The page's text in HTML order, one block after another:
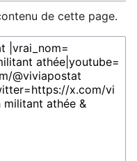
de cette page.